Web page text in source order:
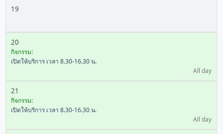
19
20
กิจกรรม:
เปิดให้บริการ เวลา 8.30-16.30 น.
All day
21
กิจกรรม:
เปิดให้บริการ เวลา 8.30-16.30 น.
All day